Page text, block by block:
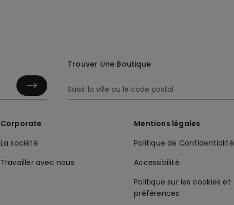
Trouver Une Boutique
Corporate
La société
Travailler avec nous
Mentions légales
Politique de Confidentialité
Accessibilité
Politique sur les cookies et
préférences